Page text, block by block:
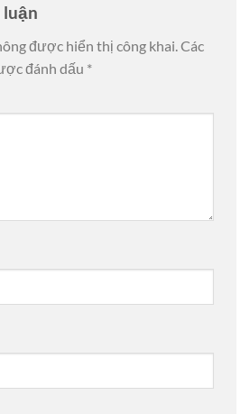
được hiển thị công khai.Các
đánh dấu *